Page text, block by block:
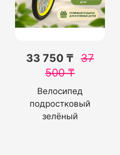
33 750 ₸ 37
500₸
Велосипед
подростковый
зелёный